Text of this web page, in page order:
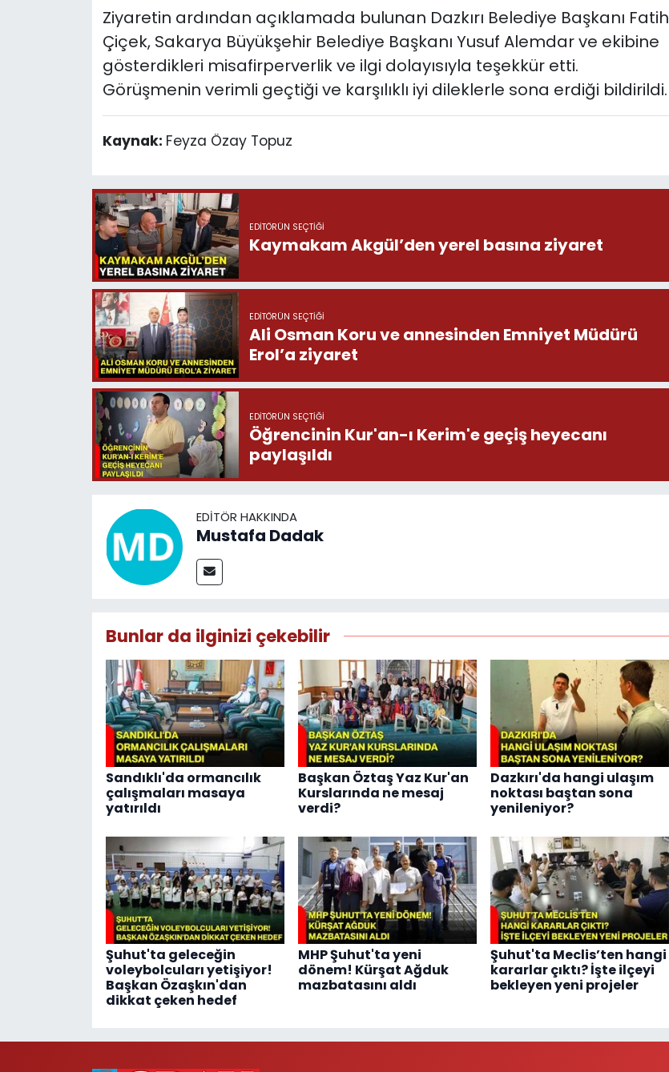
Ziyaretin ardından açıklamada bulunan Dazkırı Belediye Başkanı Fatih
Çiçek, Sakarya Büyükşehir Belediye Başkanı Yusuf Alemdar ve ekibine
gösterdikleri misafirperverlik ve ilgi dolayısıyla teşekkür etti.
Görüşmenin verimli geçtiği ve karşılıklı iyi dileklerle sona erdiği bildirildi.
Kaynak: Feyza Özay Topuz
EDITÖRÜN SEÇTIĞI
Kaymakam Akgül’den yerel basına ziyaret
EDITÖRÜN SEÇTIĞI
Ali Osman Koru ve annesinden Emniyet Müdürü
Erol’a ziyaret
EDITÖRÜN SEÇTIĞI
Öğrencinin Kur'an-ı Kerim'e geçiş heyecanı
paylaşıldı
EDITÖR HAKKINDA
Mustafa Dadak
Bunlar da ilginizi çekebilir
Sandıklı'da ormancılık
çalışmaları masaya
yatırıldı
Başkan Öztaş Yaz Kur'an
Kurslarında ne mesaj
verdi?
Dazkırı'da hangi ulaşım
noktası baştan sona
yenileniyor?
Şuhut'ta geleceğin
voleybolcuları yetişiyor!
Başkan Özaşkın'dan
dikkat çeken hedef
MHP Şuhut'ta yeni
dönem! Kürşat Ağduk
mazbatasını aldı
Şuhut'ta Meclis’ten hangi
kararlar çıktı? İşte ilçeyi
bekleyen yeni projeler